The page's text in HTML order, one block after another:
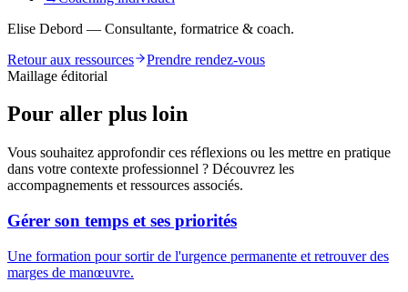
Elise Debord — Consultante, formatrice & coach.
Retour aux ressources
Prendre rendez-vous
Maillage éditorial
Pour aller plus loin
Vous souhaitez approfondir ces réflexions ou les mettre en pratique
dans votre contexte professionnel ? Découvrez les
accompagnements et ressources associés.
Gérer son temps et ses priorités
Une formation pour sortir de l'urgence permanente et retrouver des
marges de manœuvre.